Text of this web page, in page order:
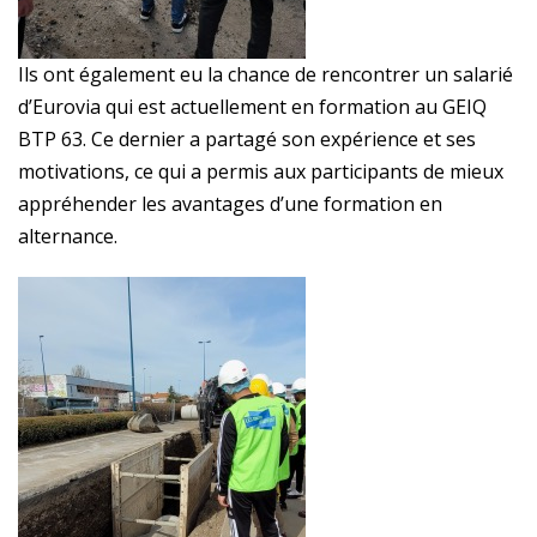
Ils ont également eu la chance de rencontrer un salarié
d’Eurovia qui est actuellement en formation au GEIQ
BTP 63. Ce dernier a partagé son expérience et ses
motivations, ce qui a permis aux participants de mieux
appréhender les avantages d’une formation en
alternance.